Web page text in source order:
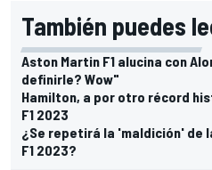
También puedes
Aston Martin F1 alucina con
definirle? Wow"
Hamilton, a por otro récord
F1 2023
¿Se repetirá la 'maldición' de
F1 2023?